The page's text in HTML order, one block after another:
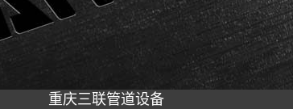
重庆三联管道设备